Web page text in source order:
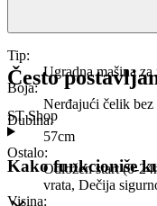
Tip:
Ugradna mašina za
Boja:
Nerđajući čelik bez
Dubina:
57cm
Ostalo:
Odložen start (0-
vrata, Dečija
Visina:
Često
ST Shop
Kako funkcioniše